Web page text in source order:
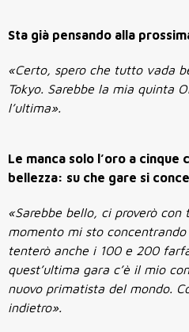
Sta già pensando alla
«Certo, spero che tutto vada
Tokyo. Sarebbe la mia quinta
l’ultima».
Le manca solo l’oro a
bellezza: su che gare si
«Sarebbe bello, ci proverò
momento mi sto
tenterò anche i 100 e 200
quest’ultima gara c’è il mio
nuovo primatista del mondo.
indietro».